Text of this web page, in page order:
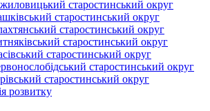
старостинський округ
старостинський округ
старостинський округ
старостинський округ
старостинський округ
старостинський округ
старостинський округ
розвитку